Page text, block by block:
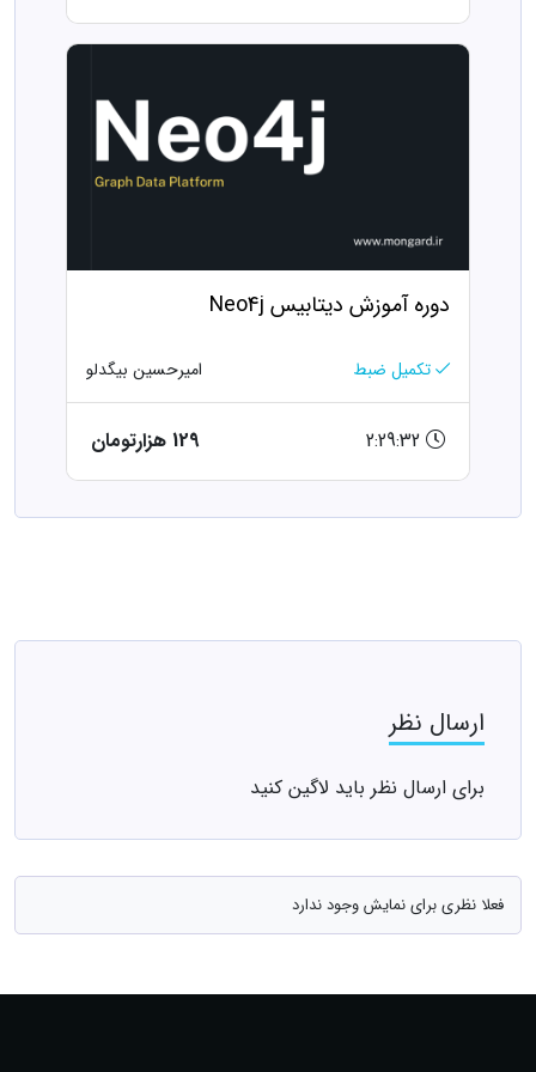
دوره آموزش دیتابیس Neo4j
تکمیل ضبط امیرحسین بیگدلو
129 هزارتومان
ارسال نظر
برای ارسال نظر باید لاگین کنید
فعلا نظری برای نمایش وجود ندارد